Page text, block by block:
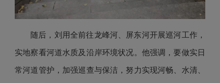
随后，刘用全前往龙峰河、屏东河开展巡河工作，
实地察看河道水质及沿岸环境状况。他强调，要做实日
常河道管护，加强巡查与保洁，努力实现河畅、水清、